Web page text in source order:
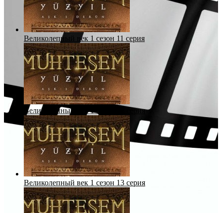
Великолепный век 1 сезон 11 серия
Великолепный век 1 сезон 12 серия
Великолепный век 1 сезон 13 серия